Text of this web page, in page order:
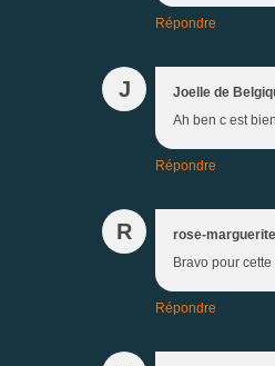
Répondre
J Joelle de
Ah ben c est
Répondre
R rose-marguerite
Bravo pour
Répondre